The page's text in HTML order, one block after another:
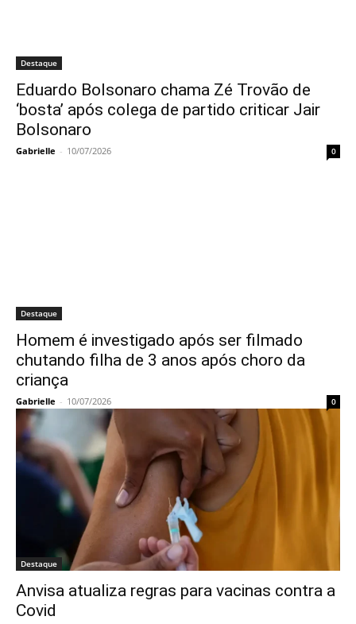
Destaque
Eduardo Bolsonaro chama Zé Trovão de
‘bosta’ após colega de partido criticar Jair
Bolsonaro
Gabrielle - 10/07/2026 0
Destaque
Homem é investigado após ser filmado
chutando filha de 3 anos após choro da
criança
Gabrielle - 10/07/2026 0
Destaque
Anvisa atualiza regras para vacinas contra a
Covid